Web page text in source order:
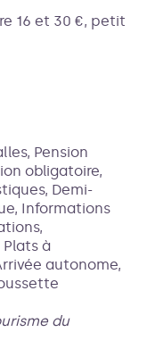
16 et 30 €, petit
Pension
obligatoire,
Demi-
Informations
Plats à
autonome,
du